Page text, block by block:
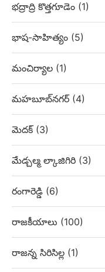
భద్రాద్రి కొత్తగూడెం (1)
భాష-సాహిత్యం (5)
మంచిర్యాల (1)
మహబూబ్‌నగర్ (4)
మెదక్ (3)
మేడ్చల్మ ల్కాజిగిరి (3)
రంగారెడ్డి (6)
రాజకీయాలు (100)
రాజన్న సిరిసిల్ల (1)